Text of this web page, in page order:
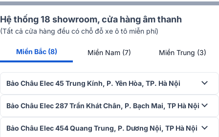
dụng.
Hệ thống 18 showroom, cửa hàng âm thanh
(Tất cả cửa hàng đều có chỗ đỗ xe ô tô miễn phí)
Miền Bắc (8) Miền Nam (7) Miền Trung (3)
Bảo Châu Elec 45 Trung Kính, P. Yên Hòa, TP. Hà Nội
Bảo Châu Elec 287 Trần Khát Chân, P. Bạch Mai, TP Hà Nội
Bảo Châu Elec 454 Quang Trung, P. Dương Nội, TP Hà Nội